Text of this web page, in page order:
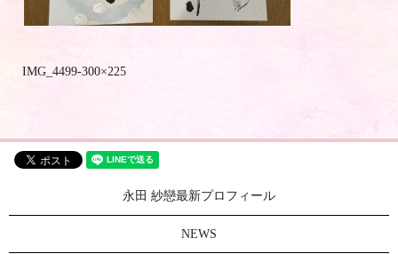
IMG_4499-300×225
永田 紗戀最新プロフィール
NEWS